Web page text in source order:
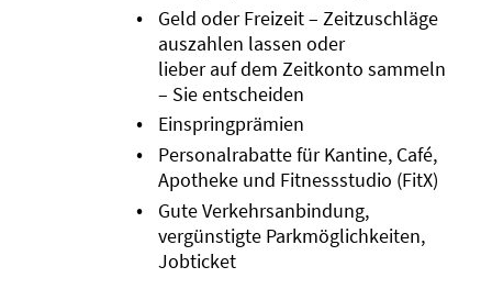
Geld oder Freizeit – Zeitzuschläge
auszahlen lassen oder
lieber auf dem Zeitkonto sammeln
– Sie entscheiden
Einspringprämien
Personalrabatte für Kantine, Café,
Apotheke und Fitnessstudio (FitX)
Gute Verkehrsanbindung,
vergünstigte Parkmöglichkeiten,
Jobticket